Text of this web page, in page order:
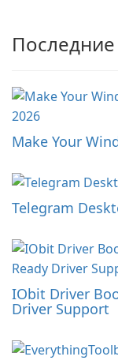
Make Your
Telegram
IObit Driver
Driver Support